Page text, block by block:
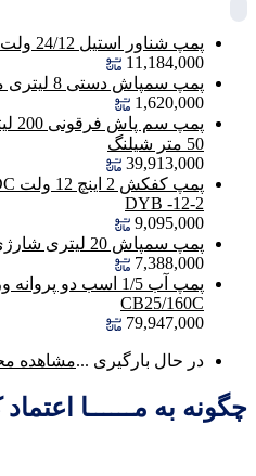
پمپ شناور استیل 24/12 ولت 40 متری 1 اینچ سولار
11,184,000
پمپ سمپاش دستی 8 لیتری مدل wild cattle
1,620,000
50 متر شیلنگ
39,913,000
DYB -12-2
9,095,000
پمپ سمپاش 20 لیتری شارژی دوکاره لوکا
7,388,000
پمپ آب 1/5 اسب دو
CB25/160C
79,947,000
در حال بارگیری ...مشاهده
چگونه به مــــــا اعتماد